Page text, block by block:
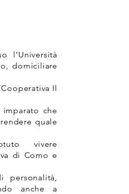
l’Università
domiciliare
Il
che
quale
vivere
di Como e
anche a